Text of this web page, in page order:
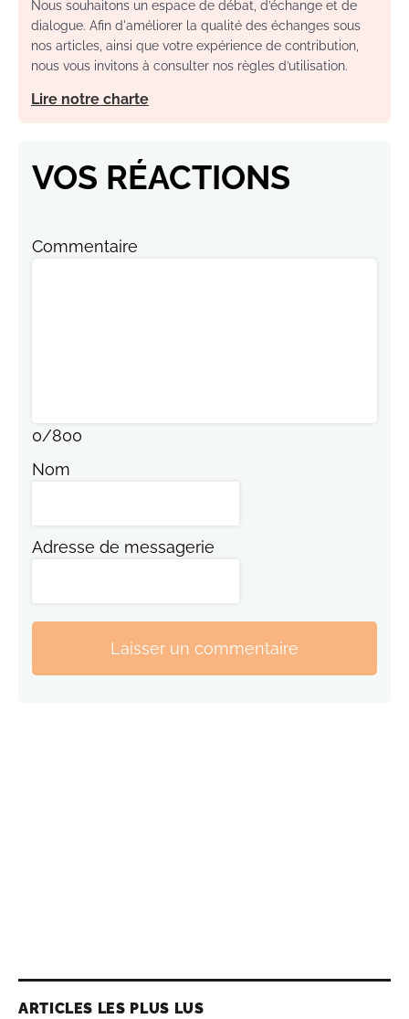
Nous souhaitons un espace de débat, d’échange et de
dialogue. Afin d'améliorer la qualité des échanges sous
nos articles, ainsi que votre expérience de contribution,
nous vous invitons à consulter nos règles d’utilisation.
Lire notre charte
VOS RÉACTIONS
Commentaire
0/800
Nom
Adresse de messagerie
Laisser un commentaire
ARTICLES LES PLUS LUS